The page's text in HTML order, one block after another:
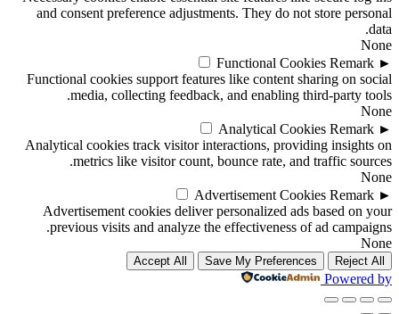
and consent preference adjustments. They do not store personal
data.
None
►
Functional Cookies Remark
Functional cookies support features like content sharing on social
media, collecting feedback, and enabling third-party tools.
None
►
Analytical Cookies Remark
Analytical cookies track visitor interactions, providing insights on
metrics like visitor count, bounce rate, and traffic sources.
None
►
Advertisement Cookies Remark
Advertisement cookies deliver personalized ads based on your
previous visits and analyze the effectiveness of ad campaigns.
None
Reject All
Save My Preferences
Accept All
Powered by